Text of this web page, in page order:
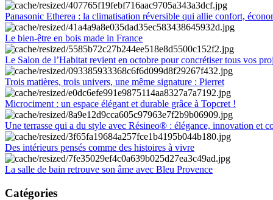
Panasonic Etherea : la climatisation réversible qui allie confort,
Le bien-être en bois made in France
Le Salon de l’Habitat revient en octobre pour concrétiser tous vos
Trois matières, trois univers, une même signature : Pierret
Microciment : un espace élégant et durable grâce à Topcret !
Une terrasse qui a du style avec Résineo® : élégance, innovation et
Des intérieurs pensés comme des histoires à vivre
La salle de bain retrouve son âme avec Bleu Provence
Catégories